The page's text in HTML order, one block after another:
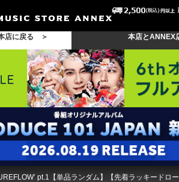
店に戻る ＞ 本店とANNEX
pt.1【単品ランダム】【先着ラッキードロー